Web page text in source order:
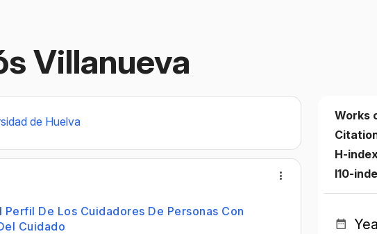
Villanueva
de Huelva
De Los Cuidadores De Personas Con
Cuidado
Works
H-
I10-